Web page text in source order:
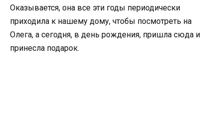
Оказывается, она все эти годы периодически
приходила к нашему дому, чтобы посмотреть на
Олега, а сегодня, в день рождения, пришла сюда и
принесла подарок.